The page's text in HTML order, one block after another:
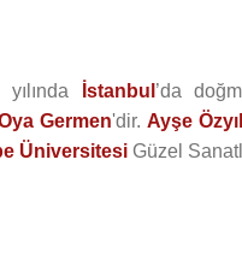
İstanbul ’da
Germen'dir. Ayşe
Üniversitesi Güzel